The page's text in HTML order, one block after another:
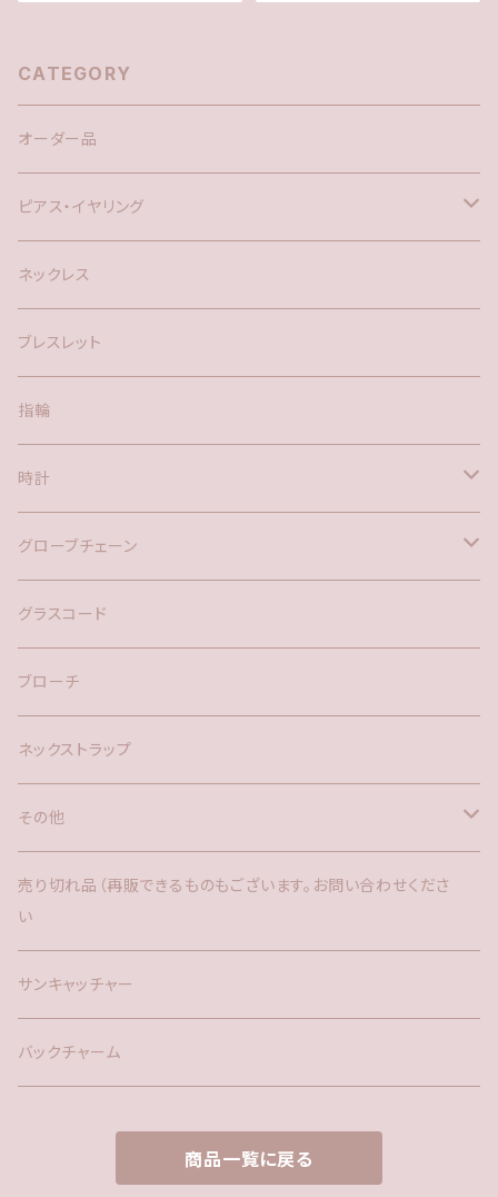
CATEGORY
オーダー品
ピアス・イヤリング
silver925
アメリカン
ポスト
ネックレス
ブレスレット
指輪
時計
バックチャーム
ネックレス
グローブチェーン
バックチャーム
グラスコード
ブローチ
ネックストラップ
その他
バックチャーム
時計
サンキャッチャー
売り切れ品（再販できるものもございます。お問い合わせくださ
い
サンキャッチャー
バックチャーム
商品一覧に戻る